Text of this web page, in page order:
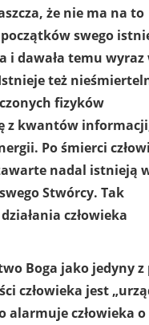
że nie ma na to
swego
i dawała temu wyraz
też
fizyków
z kwantów
Po śmierci
nadal istnieją
Stwórcy. Tak
człowieka
Boga jako jedyny z
człowieka jest
człowieka o